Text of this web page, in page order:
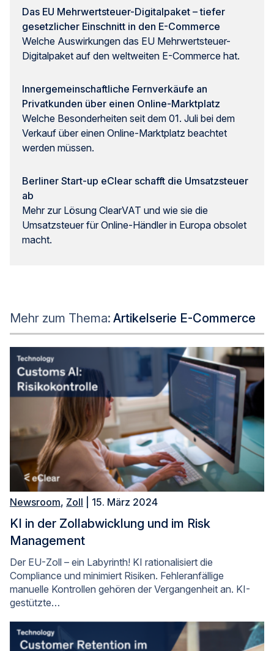
Das EU Mehrwertsteuer-Digitalpaket – tiefer
gesetzlicher Einschnitt in den E-Commerce
Welche Auswirkungen das EU Mehrwertsteuer-
Digitalpaket auf den weltweiten E-Commerce hat.
Innergemeinschaftliche Fernverkäufe an
Privatkunden über einen Online-Marktplatz
Welche Besonderheiten seit dem 01. Juli bei dem
Verkauf über einen Online-Marktplatz beachtet
werden müssen.
Berliner Start-up eClear schafft die Umsatzsteuer
ab
Mehr zur Lösung ClearVAT und wie sie die
Umsatzsteuer für Online-Händler in Europa obsolet
macht.
Mehr zum Thema: Artikelserie E-Commerce
Newsroom, Zoll | 15. März 2024
KI in der Zollabwicklung und im Risk
Management
Der EU-Zoll – ein Labyrinth! KI rationalisiert die
Compliance und minimiert Risiken. Fehleranfällige
manuelle Kontrollen gehören der Vergangenheit an. KI-
gestützte…